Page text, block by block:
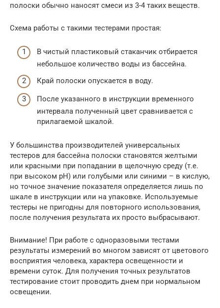
полоски обычно наносят смеси из 3-4 таких веществ.
Схема работы с такими тестерами простая:
В чистый пластиковый стаканчик отбирается
небольшое количество воды из бассейна.
Край полоски опускается в воду.
После указанного в инструкции временного
интервала полученный цвет сравнивается с
прилагаемой шкалой.
У большинства производителей универсальных
тестеров для бассейна полоски становятся желтыми
или красными при попадании в щелочную среду (т.е.
при высоком рН) или голубыми или синими – в кислую,
но точное значение показателя определяется лишь по
шкале в инструкции или на упаковке. Используемые
тестеры не пригодны для повторного использования,
после получения результата их просто выбрасывают.
Внимание! При работе с одноразовыми тестами
результаты измерений во многом зависят от цветового
восприятия человека, характера освещенности и
времени суток. Для получения точных результатов
тестирование стоит проводить днем при нормальном
освещении.